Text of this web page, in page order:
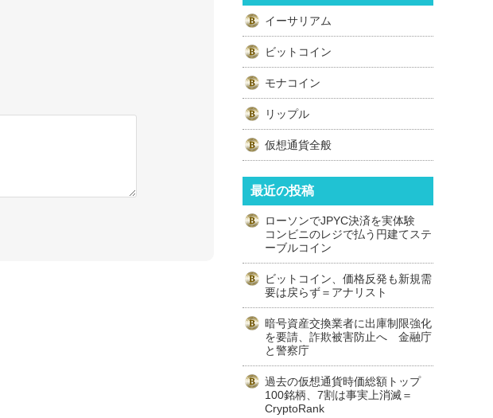
イーサリアム
ビットコイン
モナコイン
リップル
仮想通貨全般
最近の投稿
ローソンでJPYC決済を実体験
コンビニのレジで払う円建てステ
ーブルコイン
ビットコイン、価格反発も新規需
要は戻らず＝アナリスト
暗号資産交換業者に出庫制限強化
を要請、詐欺被害防止へ 金融庁
と警察庁
過去の仮想通貨時価総額トップ
100銘柄、7割は事実上消滅＝
CryptoRank